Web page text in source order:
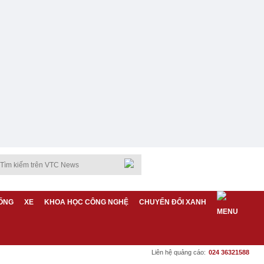
XE KHOA HỌC CÔNG NGHỆ CHUYỂN ĐỔI XANH
Liên hệ quảng cáo: 024 36321588